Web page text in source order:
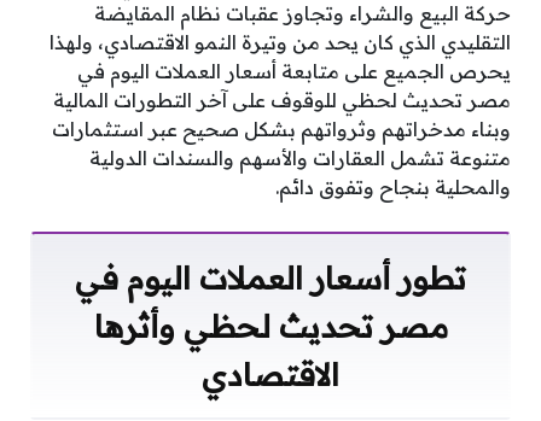
حركة البيع والشراء وتجاوز عقبات نظام المقايضة
التقليدي الذي كان يحد من وتيرة النمو الاقتصادي، ولهذا
يحرص الجميع على متابعة أسعار العملات اليوم في
مصر تحديث لحظي للوقوف على آخر التطورات المالية
وبناء مدخراتهم وثرواتهم بشكل صحيح عبر استثمارات
متنوعة تشمل العقارات والأسهم والسندات الدولية
والمحلية بنجاح وتفوق دائم.
تطور أسعار العملات اليوم في
مصر تحديث لحظي وأثرها
الاقتصادي